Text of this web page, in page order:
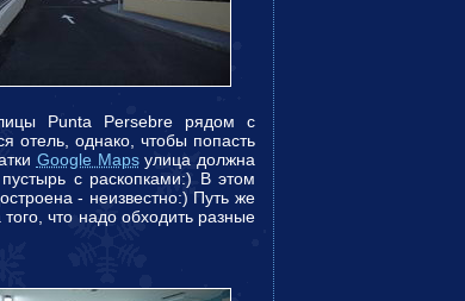
Punta Persebre рядом с
отель, однако, чтобы попасть
Google Mapsулица должна
с раскопками:) В этом
- неизвестно:) Путь же
что надо обходить разные